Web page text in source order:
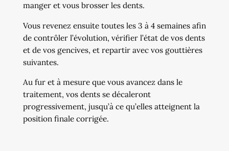
manger et vous brosser les dents.
Vous revenez ensuite toutes les 3 à 4 semaines afin
de contrôler l’évolution, vérifier l’état de vos dents
et de vos gencives, et repartir avec vos gouttières
suivantes.
Au fur et à mesure que vous avancez dans le
traitement, vos dents se décaleront
progressivement, jusqu’à ce qu’elles atteignent la
position finale corrigée.